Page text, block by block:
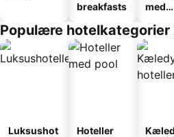
breakfasts
med
Populære hotelkategorier
Luksushot
Hoteller